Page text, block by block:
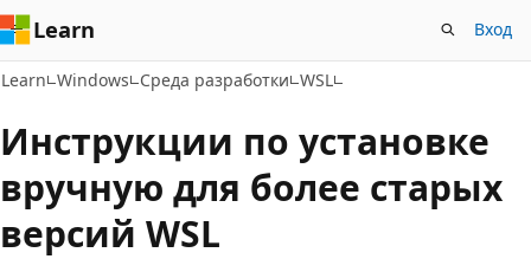
Learn Вход
Learn Windows Среда разработки WSL
Инструкции по установке
вручную для более старых
версий WSL